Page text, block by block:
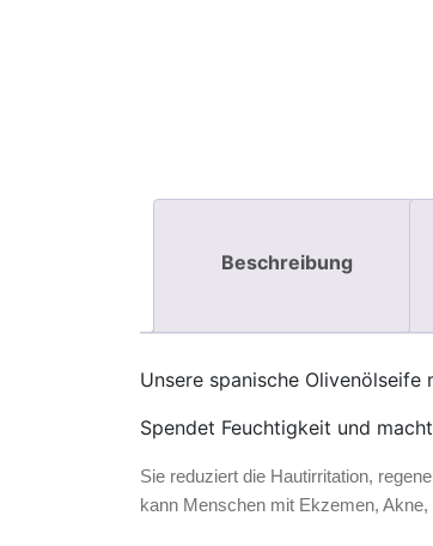
Beschreibung
Unsere spanische
Spendet Feuchtigkeit und
Sie reduziert die Hautirritation,
kann Menschen mit Ekzemen,